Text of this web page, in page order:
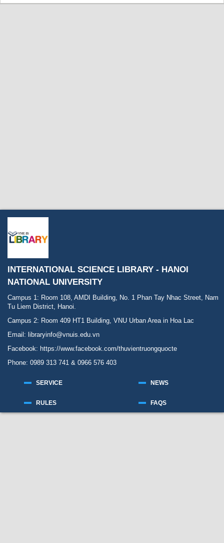
INTERNATIONAL SCIENCE LIBRARY - HANOI
NATIONAL UNIVERSITY
Campus 1: Room 108, AMDI Building, No. 1 Phan Tay Nhac Street, Nam
Tu Liem District, Hanoi.
Campus 2: Room 409 HT1 Building, VNU Urban Area in Hoa Lac
Email: libraryinfo@vnuis.edu.vn
Facebook: https://www.facebook.com/thuvientruongquocte
Phone: 0989 313 741 & 0966 576 403
SERVICE
RULES
NEWS
FAQS